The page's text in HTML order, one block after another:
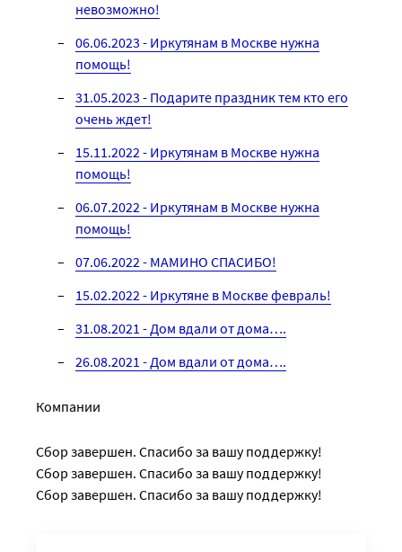
невозможно!
06.06.2023 - Иркутянам в Москве нужна
помощь!
31.05.2023 - Подарите праздник тем кто его
очень ждет!
15.11.2022 - Иркутянам в Москве нужна
помощь!
06.07.2022 - Иркутянам в Москве нужна
помощь!
07.06.2022 - МАМИНО СПАСИБО!
15.02.2022 - Иркутяне в Москве февраль!
31.08.2021 - Дом вдали от дома….
26.08.2021 - Дом вдали от дома….
Компании
Сбор завершен. Спасибо за вашу поддержку!
Сбор завершен. Спасибо за вашу поддержку!
Сбор завершен. Спасибо за вашу поддержку!